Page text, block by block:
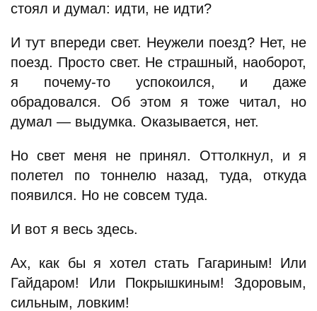
стоял и думал: идти, не идти?
И тут впереди свет. Неужели поезд? Нет, не
поезд. Просто свет. Не страшный, наоборот,
я почему-то успокоился, и даже
обрадовался. Об этом я тоже читал, но
думал — выдумка. Оказывается, нет.
Но свет меня не принял. Оттолкнул, и я
полетел по тоннелю назад, туда, откуда
появился. Но не совсем туда.
И вот я весь здесь.
Ах, как бы я хотел стать Гагариным! Или
Гайдаром! Или Покрышкиным! Здоровым,
сильным, ловким!